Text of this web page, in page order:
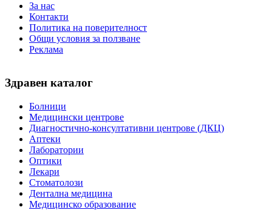
За нас
Контакти
Политика на поверителност
Общи условия за ползване
Реклама
Здравен каталог
Болници
Медицински центрове
Диагностично-консултативни центрове (ДКЦ)
Аптеки
Лаборатории
Оптики
Лекари
Стоматолози
Дентална медицина
Медицинско образование